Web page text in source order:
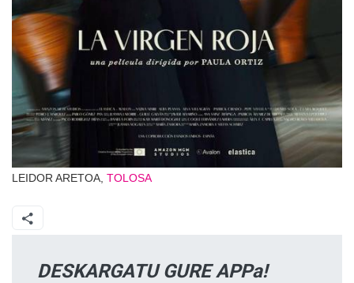
LEIDOR ARETOA, TOLOSA
DESKARGATU GURE APPa!